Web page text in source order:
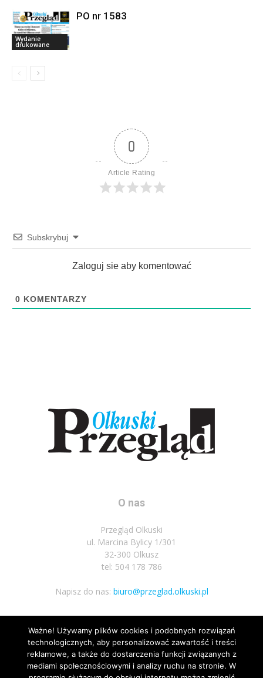
Wydanie
drukowane
PO nr 1583
0
Article Rating
Subskrybuj
Zaloguj sie aby komentować
0 KOMENTARZY
O nas
Przegląd Olkuski
ul. Marcina Bylicy 1/301
32-300 Olkusz
tel: 504 178 786
Napisz do nas: biuro@przeglad.olkuski.pl
Podążaj za nami
Ważne! Używamy plików cookies i podobnych rozwiązań
technologicznych, aby personalizować zawartość i treści
reklamowe, a także do dostarczenia funkcji związanych z
mediami społecznościowymi i analizy ruchu na stronie. W